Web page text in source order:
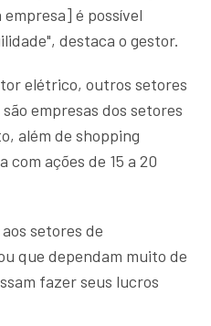
é possível
destaca o gestor.
elétrico, outros setores
empresas dos setores
além de shopping
ações de 15 a 20
setores de
que dependam muito de
fazer seus lucros